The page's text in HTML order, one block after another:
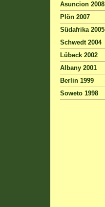
Asuncion 2008
Plön 2007
Südafrika 2005
Schwedt 2004
Lübeck 2002
Albany 2001
Berlin 1999
Soweto 1998